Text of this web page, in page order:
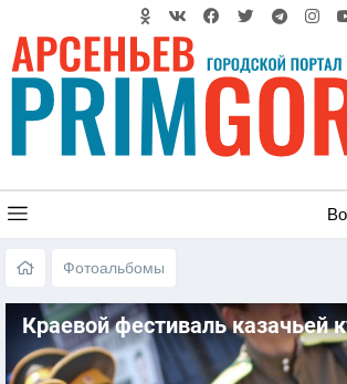
Фотоальбомы
Краевой фестиваль казачьей
«ЛЮБО!» - Арсеньев 2017